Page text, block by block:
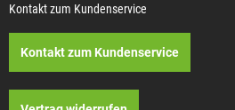
Kontakt zum Kundenservice
Kontakt zum Kundenservice